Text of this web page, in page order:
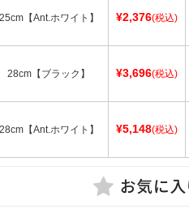
25cm【Ant.ホワイト】 ¥2,376(税込)
28cm【ブラック】 ¥3,696(税込)
28cm【Ant.ホワイト】 ¥5,148(税込)